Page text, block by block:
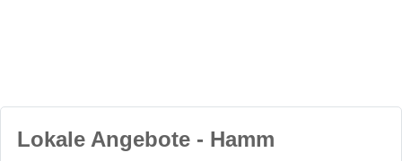
Lokale Angebote - Hamm